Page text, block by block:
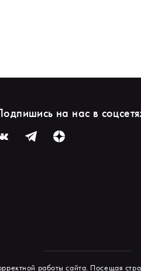
на нас в
работы сайта. Посещая